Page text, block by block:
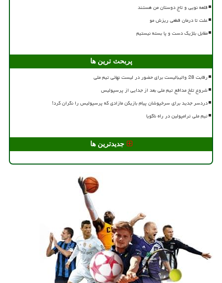
قلعه نویی و تاج دوستان من هستند
علت تا درمان قطعی ریزش مو
مقابل بلژیک دست و پا بسته نیستیم
پربحث ترین ها
رقابت 28 والیبالیست برای حضور در لیست نهائی تیم ملی
شروع تلخ مدافع تیم ملی بعد از جدایی از پرسپولیس
دردسر جدید برای سرخپوشان پیام بازیکن مازادی که پرسپولیس را نگران کرد!
تیم ملی ترامپولین در راه ناگویا
جدیدترین ها